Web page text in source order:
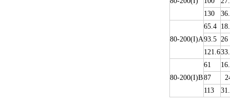
130
80-200(I)A
65.4
93.5 26
121.6
80-200(I)B
61
87
113